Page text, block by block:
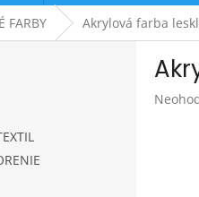
FARBY Akrylová farba